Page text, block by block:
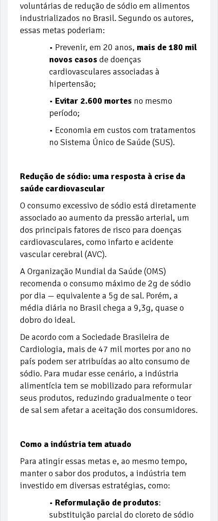
voluntárias de redução de sódio em alimentos
industrializados no Brasil. Segundo os autores,
essas metas poderiam:
• Prevenir, em 20 anos, mais de 180 mil
novos casos de doenças
cardiovasculares associadas à
hipertensão;
• Evitar 2.600 mortes no mesmo
período;
• Economia em custos com tratamentos
no Sistema Único de Saúde (SUS).
Redução de sódio: uma resposta à crise da
saúde cardiovascular
O consumo excessivo de sódio está diretamente
associado ao aumento da pressão arterial, um
dos principais fatores de risco para doenças
cardiovasculares, como infarto e acidente
vascular cerebral (AVC).
A Organização Mundial da Saúde (OMS)
recomenda o consumo máximo de 2g de sódio
por dia — equivalente a 5g de sal. Porém, a
média diária no Brasil chega a 9,3g, quase o
dobro do ideal.
De acordo com a Sociedade Brasileira de
Cardiologia, mais de 47 mil mortes por ano no
país podem ser atribuídas ao alto consumo de
sódio. Para mudar esse cenário, a indústria
alimentícia tem se mobilizado para reformular
seus produtos, reduzindo gradualmente o teor
de sal sem afetar a aceitação dos consumidores.
Como a indústria tem atuado
Para atingir essas metas e, ao mesmo tempo,
manter o sabor dos produtos, a indústria tem
investido em diversas estratégias, como:
• Reformulação de produtos:
substituição parcial do cloreto de sódio